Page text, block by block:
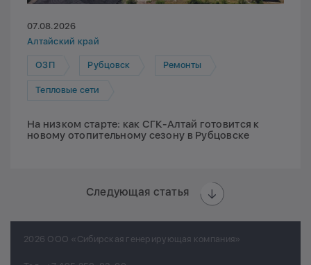
07.08.2026
Алтайский край
ОЗП Рубцовск Ремонты
Тепловые сети
На низком старте: как СГК-Алтай готовится к
новому отопительному сезону в Рубцовске
Следующая статья
2026 ООО «Сибирская генерирующая компания»